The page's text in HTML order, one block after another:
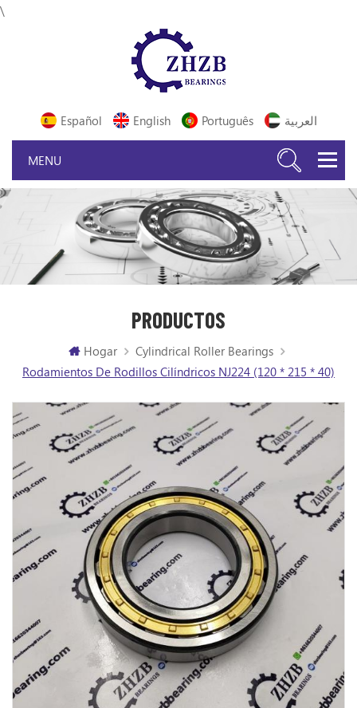
\
Español English Português العربية
PRODUCTOS
Hogar
Cylindrical Roller Bearings
Rodamientos De Rodillos Cilíndricos NJ224 (120 * 215 * 40)